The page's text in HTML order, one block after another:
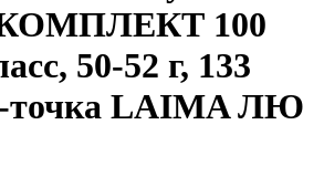
КОМПЛЕКТ 100
50-52 г, 133
точка LAIMA ЛЮ